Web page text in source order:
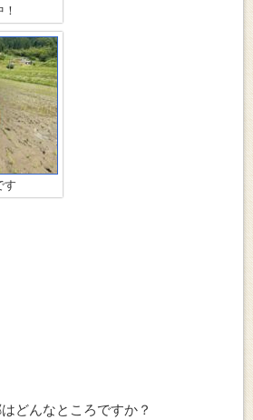
す
どんなところですか？